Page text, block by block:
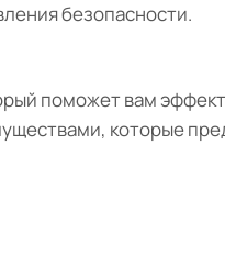
безопасности.
поможет вам
которые